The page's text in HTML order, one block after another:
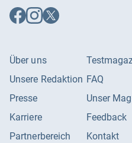
Auf
Facebook
Auf
Instagram
Auf
X
Über uns
Unsere Redaktion
Presse
Karriere
Partnerbereich
FAQ
Unser
Feedback
Kontakt